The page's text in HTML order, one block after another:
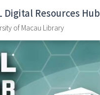
Digital Resources Hub
of Macau Library